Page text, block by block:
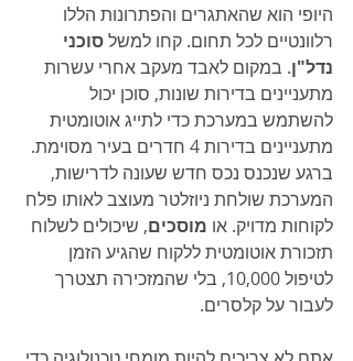
היופי הוא שהאתגרים והפתרונות הללו
רלוונטיים לכל תחום. קחו למשל סוכני
נדל"ן. במקום לאבד מעקב אחרי עשרות
מתעניינים בדירות שונות, סוכן יכול
להשתמש במערכת כדי לתייג אוטומטית
מתעניינים בדירות 4 חדרים בעיר מסוימת.
ברגע שנכנס נכס חדש שעונה לדרישות,
המערכת שולחת ניוזלטר מעוצב לאותו פלח
לקוחות מדויק. או מוסכים, שיכולים לשלוח
תזכורת אוטומטית ללקוח שהגיע הזמן
לטיפול 10,000, בלי שהמזכירה תצטרך
לעבור על קלסרים.